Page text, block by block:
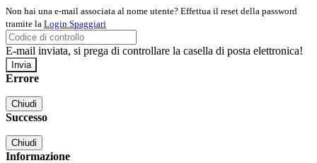
Non hai una e-mail associata al nome utente? Effettua il reset della password
tramite la Login Spaggiari
E-mail inviata, si prega di controllare la casella di posta elettronica!
Errore
Chiudi
Successo
Chiudi
Informazione